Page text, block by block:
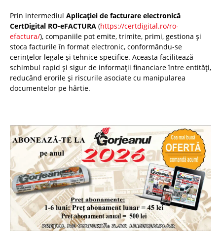
Prin intermediul Aplicației de facturare electronică
CertDigital RO-eFACTURA (https://certdigital.ro/ro-
efactura/), companiile pot emite, trimite, primi, gestiona și
stoca facturile în format electronic, conformându-se
cerințelor legale și tehnice specifice. Aceasta facilitează
schimbul rapid și sigur de informații financiare între entități,
reducând erorile și riscurile asociate cu manipularea
documentelor pe hârtie.